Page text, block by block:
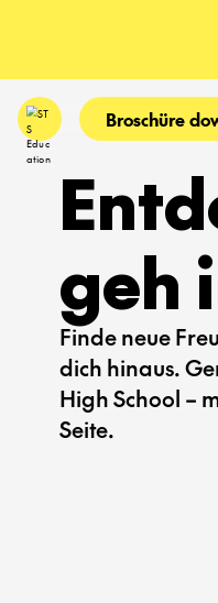
Broschüre
geh
Finde neue
dich hinaus.
High School –
Seite.